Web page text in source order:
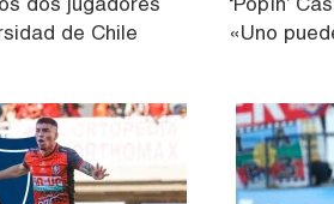
de Chile
«Uno